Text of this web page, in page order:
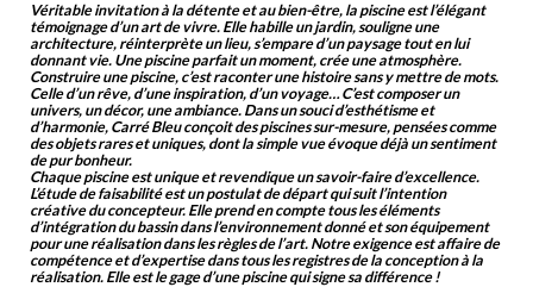
Véritable invitation à la détente et au bien-être, la piscine est l’élégant
témoignage d’un art de vivre. Elle habille un jardin, souligne une
architecture, réinterprète un lieu, s’empare d’un paysage tout en lui
donnant vie. Une piscine parfait un moment, crée une atmosphère.
Construire une piscine, c’est raconter une histoire sans y mettre de mots.
Celle d’un rêve, d’une inspiration, d’un voyage… C’est composer un
univers, un décor, une ambiance. Dans un souci d’esthétisme et
d’harmonie, Carré Bleu conçoit des piscines sur-mesure, pensées comme
des objets rares et uniques, dont la simple vue évoque déjà un sentiment
de pur bonheur.
Chaque piscine est unique et revendique un savoir-faire d’excellence.
L’étude de faisabilité est un postulat de départ qui suit l’intention
créative du concepteur. Elle prend en compte tous les éléments
d’intégration du bassin dans l’environnement donné et son équipement
pour une réalisation dans les règles de l’art. Notre exigence est affaire de
compétence et d’expertise dans tous les registres de la conception à la
réalisation. Elle est le gage d’une piscine qui signe sa différence !